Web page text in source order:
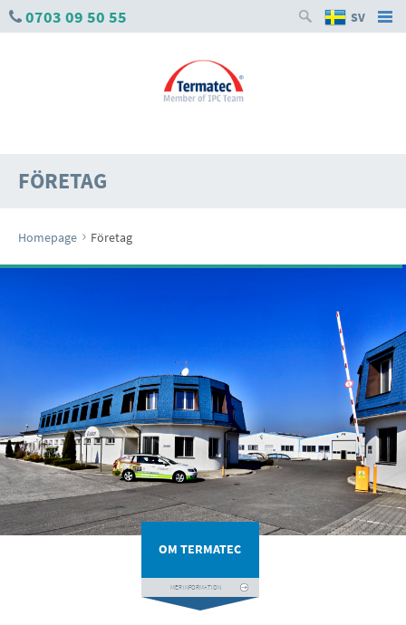
0703 09 50 55 SV
FÖRETAG
Homepage › Företag
OM TERMATEC
MER INFORMATION